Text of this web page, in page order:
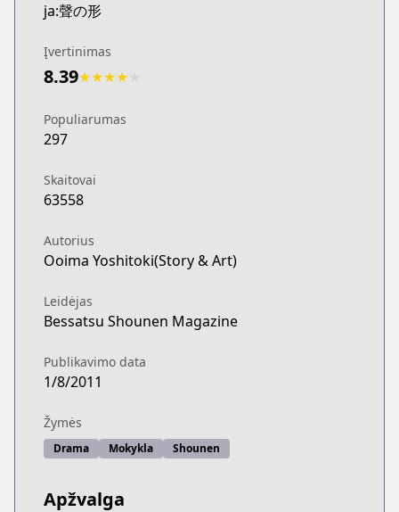
ja:聲の形
Įvertinimas
8.39★★★★
Populiarumas
297
Skaitovai
63558
Autorius
Ooima Yoshitoki(Story & Art)
Leidėjas
Bessatsu Shounen Magazine
Publikavimo data
1/8/2011
Žymės
Drama Mokykla Shounen
Apžvalga